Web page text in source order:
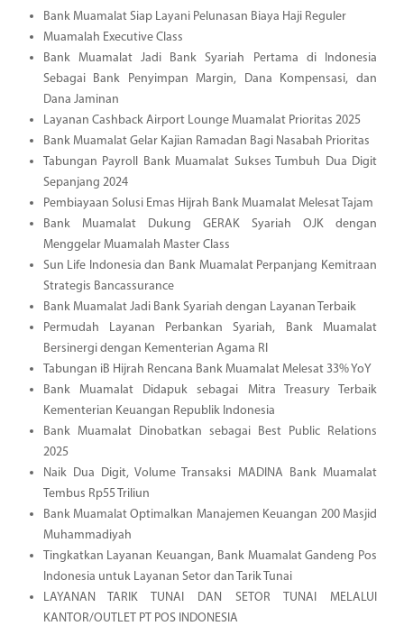
Bank Muamalat Siap Layani Pelunasan Biaya Haji Reguler
Muamalah Executive Class
Bank Muamalat Jadi Bank Syariah Pertama di Indonesia
Sebagai Bank Penyimpan Margin, Dana Kompensasi, dan
Dana Jaminan
Layanan Cashback Airport Lounge Muamalat Prioritas 2025
Bank Muamalat Gelar Kajian Ramadan Bagi Nasabah Prioritas
Tabungan Payroll Bank Muamalat Sukses Tumbuh Dua Digit
Sepanjang 2024
Pembiayaan Solusi Emas Hijrah Bank Muamalat Melesat Tajam
Bank Muamalat Dukung GERAK Syariah OJK dengan
Menggelar Muamalah Master Class
Sun Life Indonesia dan Bank Muamalat Perpanjang Kemitraan
Strategis Bancassurance
Bank Muamalat Jadi Bank Syariah dengan Layanan Terbaik
Permudah Layanan Perbankan Syariah, Bank Muamalat
Bersinergi dengan Kementerian Agama RI
Tabungan iB Hijrah Rencana Bank Muamalat Melesat 33% YoY
Bank Muamalat Didapuk sebagai Mitra Treasury Terbaik
Kementerian Keuangan Republik Indonesia
Bank Muamalat Dinobatkan sebagai Best Public Relations
2025
Naik Dua Digit, Volume Transaksi MADINA Bank Muamalat
Tembus Rp55 Triliun
Bank Muamalat Optimalkan Manajemen Keuangan 200 Masjid
Muhammadiyah
Tingkatkan Layanan Keuangan, Bank Muamalat Gandeng Pos
Indonesia untuk Layanan Setor dan Tarik Tunai
LAYANAN TARIK TUNAI DAN SETOR TUNAI MELALUI
KANTOR/OUTLET PT POS INDONESIA